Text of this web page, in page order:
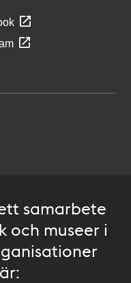
samarbete
och museer i